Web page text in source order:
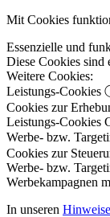
Mit Cookies
Essenzielle und
Diese Cookies sind
Weitere Cookies:
Leistungs-Cookies
Cookies zur
Leistungs-Cookies
Werbe- bzw.
Cookies zur
Werbe- bzw.
Werbekampagnen
In unseren